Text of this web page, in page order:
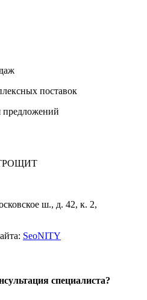
поставок
предложений
ш., д. 42, к. 2,
SeoNITY
специалиста?